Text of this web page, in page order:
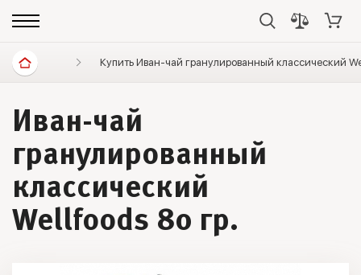
Диетические продукты Элитный чай
Купить Иван-чай гранулированный классический
Иван-чай
гранулированный
классический
Wellfoods 80 гр.